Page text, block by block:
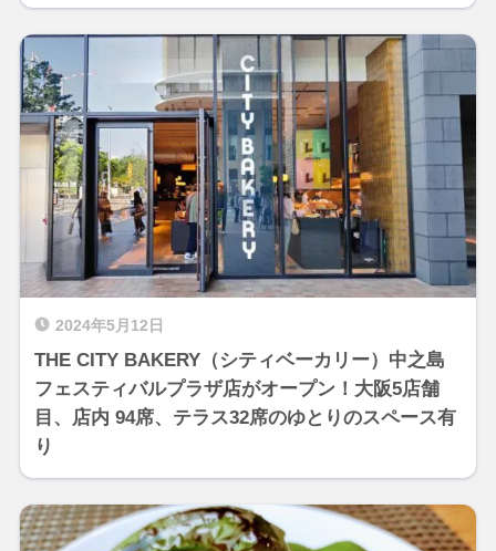
2024年5月12日
THE CITY BAKERY（シティベーカリー）中之島
フェスティバルプラザ店がオープン！大阪5店舗
目、店内 94席、テラス32席のゆとりのスペース有
り